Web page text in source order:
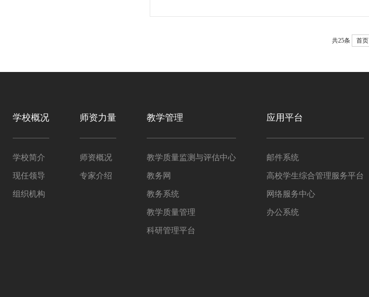
共25条 首页
学校概况
学校简介
现任领导
组织机构
师资力量
师资概况
专家介绍
教学管理
教学质量监测与评估中心
教务网
教务系统
教学质量管理
科研管理平台
应用平台
邮件系统
高校学生综合管理服务平台
网络服务中心
办公系统